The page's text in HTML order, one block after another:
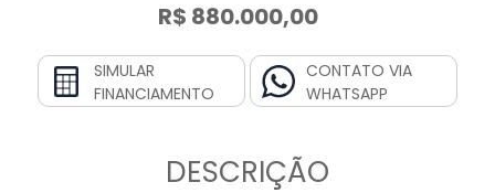
R$ 880.000,00
SIMULAR
FINANCIAMENTO
CONTATO VIA
WHATSAPP
DESCRIÇÃO